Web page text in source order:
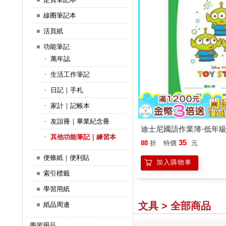
線圈筆記本
活頁紙
功能筆記
萬年誌
生活工作筆記
日記｜手札
家計｜記帳本
友誼冊｜畢業紀念冊
其他功能筆記｜練習本
便條紙｜便利貼
索引標籤
學習用紙
紙品周邊
迪士尼國語作業簿-低年
88 折 特價 35 元
加入購物車
文具 > 全部商品